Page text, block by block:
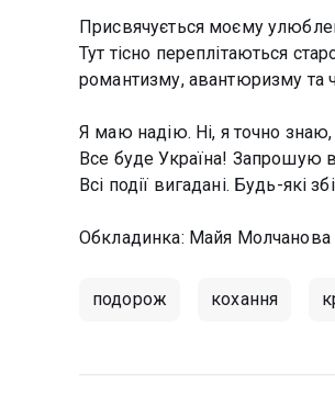
Присвячується моєму
Тут тісно переплітаються
романтизму, авантюризму та
Я маю надію. Ні, я точно
Все буде Україна! Запрошую
Всі події вигадані. Будь-які
Обкладинка: Майя Молчанова
подорож кохання